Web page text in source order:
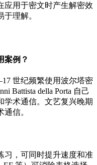
应用于密文时产生解密效
理解。
案例？
世纪频繁使用波尔塔密
Battista della Porta 自己
学术通信。文艺复兴晚期
信。
习，可同时提升速度和准